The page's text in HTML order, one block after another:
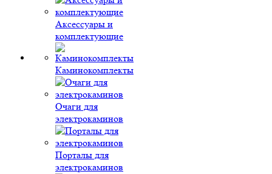
Аксессуары и
комплектующие
Каминокомплекты
Очаги для
электрокаминов
Порталы для
электрокаминов